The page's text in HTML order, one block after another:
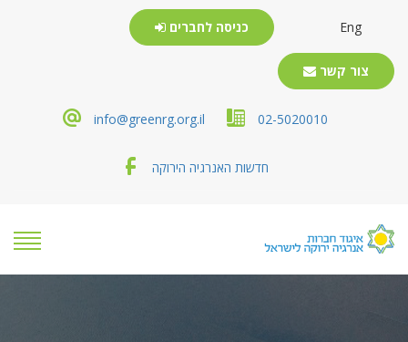
Eng כניסה לחברים
צור קשר
02-5020010
info@greenrg.org.il
חדשות האנרגיה הירוקה